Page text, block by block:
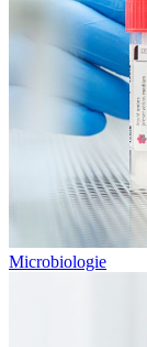
Microbiologie